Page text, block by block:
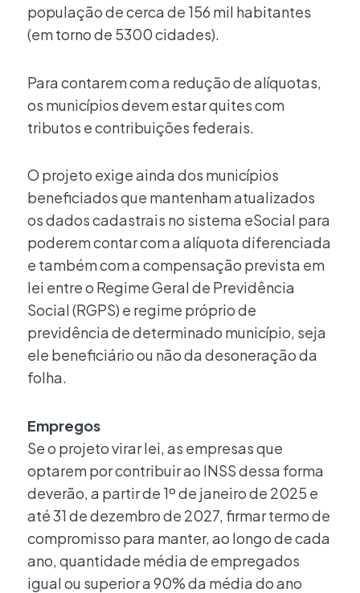
população de cerca de 156 mil habitantes
(em torno de 5300 cidades).
Para contarem com a redução de alíquotas,
os municípios devem estar quites com
tributos e contribuições federais.
O projeto exige ainda dos municípios
beneficiados que mantenham atualizados
os dados cadastrais no sistema eSocial para
poderem contar com a alíquota diferenciada
e também com a compensação prevista em
lei entre o Regime Geral de Previdência
Social (RGPS) e regime próprio de
previdência de determinado município, seja
ele beneficiário ou não da desoneração da
folha.
Empregos
Se o projeto virar lei, as empresas que
optarem por contribuir ao INSS dessa forma
deverão, a partir de 1º de janeiro de 2025 e
até 31 de dezembro de 2027, firmar termo de
compromisso para manter, ao longo de cada
ano, quantidade média de empregados
igual ou superior a 90% da média do ano